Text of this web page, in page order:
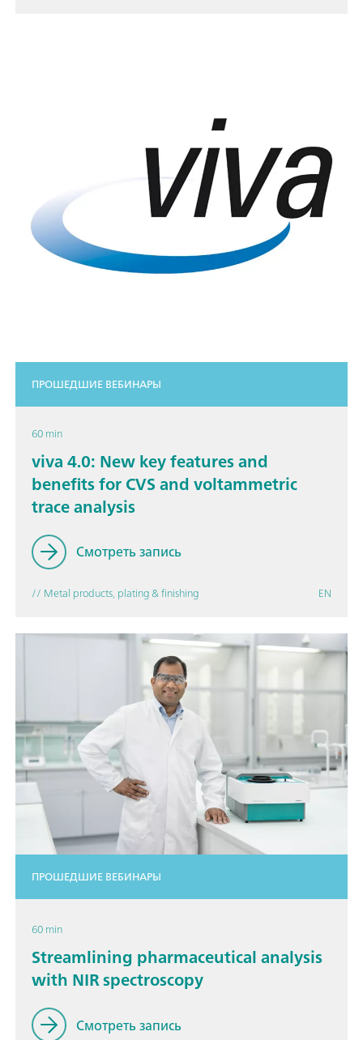
ПРОШЕДШИЕ ВЕБИНАРЫ
60 min
viva 4.0: New key features and
benefits for CVS and voltammetric
trace analysis
Смотреть запись
// Metal products, plating & finishing EN
ПРОШЕДШИЕ ВЕБИНАРЫ
60 min
Streamlining pharmaceutical analysis
with NIR spectroscopy
Смотреть запись